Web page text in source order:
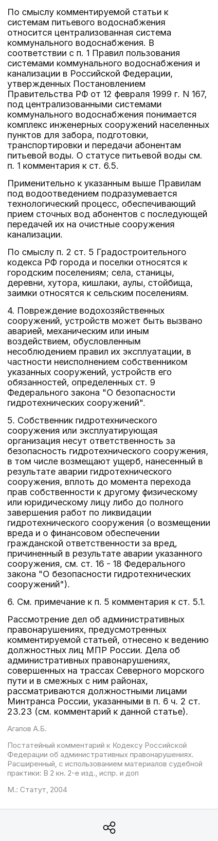
По смыслу комментируемой статьи к
системам питьевого водоснабжения
относится централизованная система
коммунального водоснабжения. В
соответствии с п. 1 Правил пользования
системами коммунального водоснабжения и
канализации в Российской Федерации,
утвержденных Постановлением
Правительства РФ от 12 февраля 1999 г. N 167,
под централизованными системами
коммунального водоснабжения понимается
комплекс инженерных сооружений населенных
пунктов для забора, подготовки,
транспортировки и передачи абонентам
питьевой воды. О статусе питьевой воды см.
п. 1 комментария к ст. 6.5.
Применительно к указанным выше Правилам
под водоотведением подразумевается
технологический процесс, обеспечивающий
прием сточных вод абонентов с последующей
передачей их на очистные сооружения
канализации.
По смыслу п. 2 ст. 5 Градостроительного
кодекса РФ города и поселки относятся к
городским поселениям; села, станицы,
деревни, хутора, кишлаки, аулы, стойбища,
заимки относятся к сельским поселениям.
4. Повреждение водохозяйственных
сооружений, устройств может быть вызвано
аварией, механическим или иным
воздействием, обусловленным
несоблюдением правил их эксплуатации, в
частности неисполнением собственником
указанных сооружений, устройств его
обязанностей, определенных ст. 9
Федерального закона "О безопасности
гидротехнических сооружений".
5. Собственник гидротехнического
сооружения или эксплуатирующая
организация несут ответственность за
безопасность гидротехнического сооружения,
в том числе возмещают ущерб, нанесенный в
результате аварии гидротехнического
сооружения, вплоть до момента перехода
прав собственности к другому физическому
или юридическому лицу либо до полного
завершения работ по ликвидации
гидротехнического сооружения (о возмещении
вреда и о финансовом обеспечении
гражданской ответственности за вред,
причиненный в результате аварии указанного
сооружения, см. ст. 16 - 18 Федерального
закона "О безопасности гидротехнических
сооружений").
6. См. примечание к п. 5 комментария к ст. 5.1.
Рассмотрение дел об административных
правонарушениях, предусмотренных
комментируемой статьей, отнесено к ведению
должностных лиц МПР России. Дела об
административных правонарушениях,
совершенных на трассах Северного морского
пути и в смежных с ним районах,
рассматриваются должностными лицами
Минтранса России, указанными в п. 6 ч. 2 ст.
23.23 (см. комментарий к данной статье).
Агапов А.Б.
Постатейный комментарий к Кодексу Российской
Федерации об административных правонарушениях.
Расширенный, с использованием материалов судебной
практики: В 2 кн. 2-е изд., испр. и доп
М.: Статут, 2004